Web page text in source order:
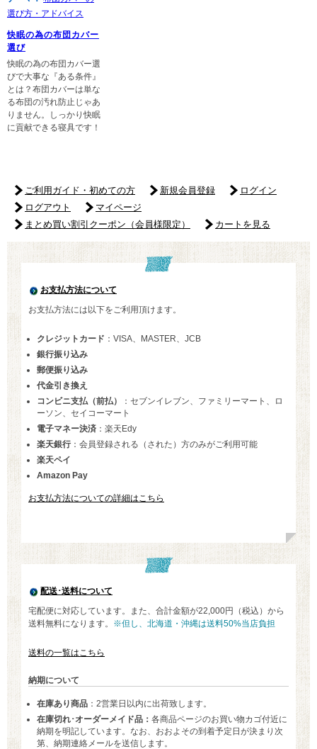
選び方・アドバイス
快眠の為の布団カバー
選び
快眠の為の布団カバー選
びで大事な『ある条件』
とは？布団カバーは単な
る布団の汚れ防止じゃあ
りません。しっかり快眠
に貢献できる寝具です！
ご利用ガイド・初めての方 新規会員登録
ログイン
ログアウト
マイページ
まとめ買い割引クーポン（会員様限定）
カートを見る
お支払方法について
お支払方法には以下をご利用頂けます。
クレジットカード ：VISA、MASTER、JCB
銀行振り込み
郵便振り込み
代金引き換え
コンビニ支払（前払）
：セブンイレブン、ファミリーマート、ロ
ーソン、セイコーマート
電子マネー決済：楽天Edy
楽天銀行：会員登録される（された）方のみがご利用可能
楽天ペイ
Amazon Pay
お支払方法についての詳細はこちら
配送･送料について
宅配便に対応しています。また、合計金額が22,000円（税込）から
送料無料になります。 ※但し、北海道・沖縄は送料50%当店負担
送料の一覧はこちら
納期について
在庫あり商品：2営業日以内に出荷致します。
在庫切れ･オーダーメイド品： 各商品ページのお買い物カゴ付近に
納期を明記しています。なお、おおよその到着予定日が決まり次
第、納期連絡メールを送信します。